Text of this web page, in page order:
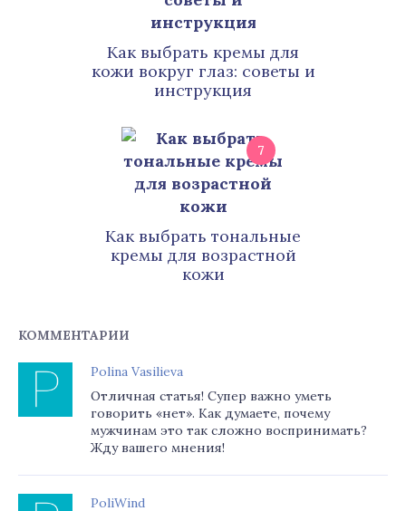
Как выбрать кремы для
кожи вокруг глаз: советы и
инструкция
7
Как выбрать тональные
кремы для возрастной
кожи
КОММЕНТАРИИ
Polina Vasilieva
Отличная статья! Супер важно уметь
говорить «нет». Как думаете, почему
мужчинам это так сложно воспринимать?
Жду вашего мнения!
PoliWind